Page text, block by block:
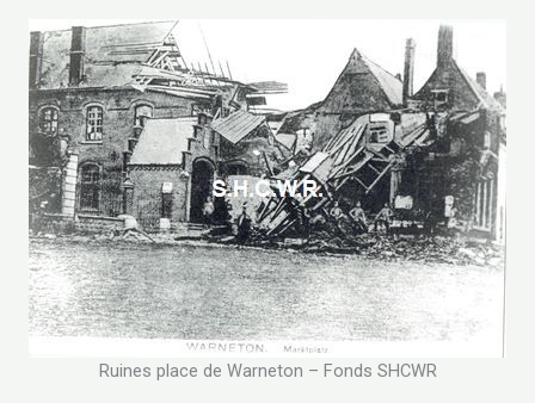
Ruines place de Warneton – Fonds SHCWR